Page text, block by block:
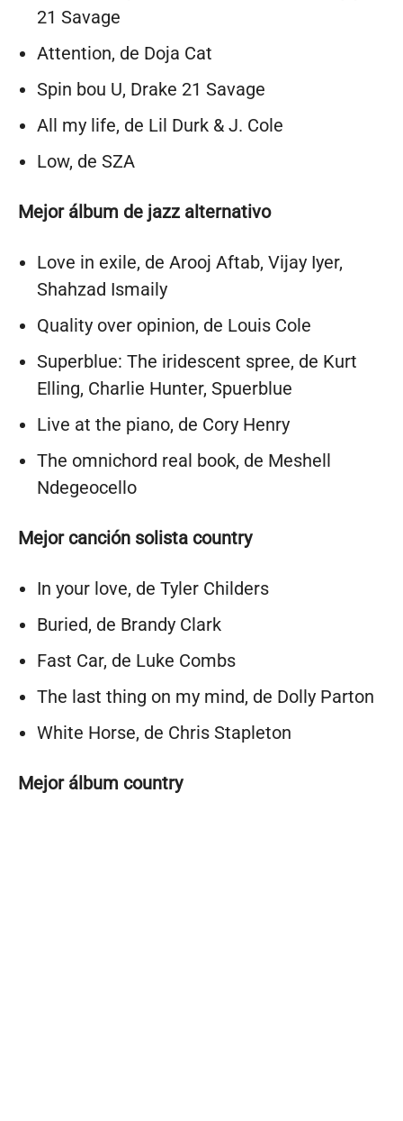
21 Savage
Attention, de Doja Cat
Spin bou U, Drake 21 Savage
All my life, de Lil Durk & J. Cole
Low, de SZA
Mejor álbum de jazz alternativo
Love in exile, de Arooj Aftab, Vijay Iyer,
Shahzad Ismaily
Quality over opinion, de Louis Cole
Superblue: The iridescent spree, de Kurt
Elling, Charlie Hunter, Spuerblue
Live at the piano, de Cory Henry
The omnichord real book, de Meshell
Ndegeocello
Mejor canción solista country
In your love, de Tyler Childers
Buried, de Brandy Clark
Fast Car, de Luke Combs
The last thing on my mind, de Dolly Parton
White Horse, de Chris Stapleton
Mejor álbum country